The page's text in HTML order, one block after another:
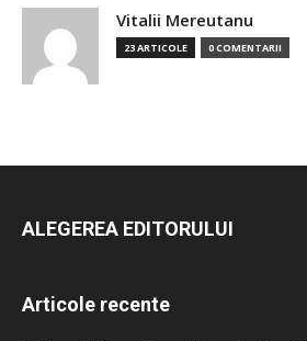
Vitalii Mereutanu
23 ARTICOLE 0 COMENTARII
ALEGEREA EDITORULUI
Articole recente